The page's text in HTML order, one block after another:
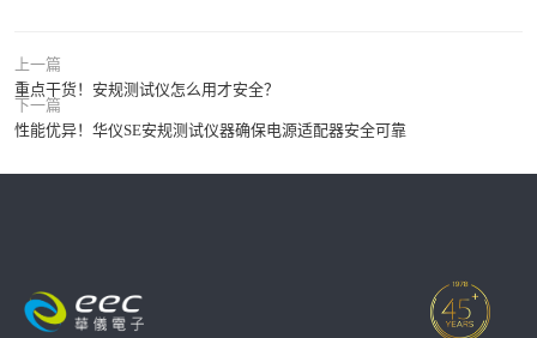
上一篇
重点干货！安规测试仪怎么用才安全？
下一篇
性能优异！华仪SE安规测试仪器确保电源适配器安全可靠